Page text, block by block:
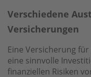
Verschiedene
Versicherungen
Eine Versicherung
eine sinnvolle
finanziellen Risiken